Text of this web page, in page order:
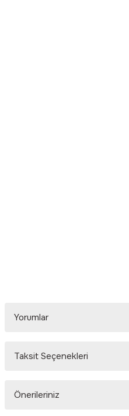
Yorumlar
Taksit Seçenekleri
Önerileriniz